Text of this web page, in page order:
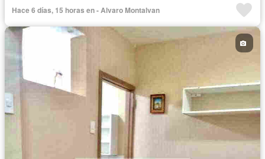
Área para niños
Conserje Jardín
Garita de guardianía
Seguridad
Piscina Parrilla
Hace 6 días, 15 horas en - Alvaro Montalvan